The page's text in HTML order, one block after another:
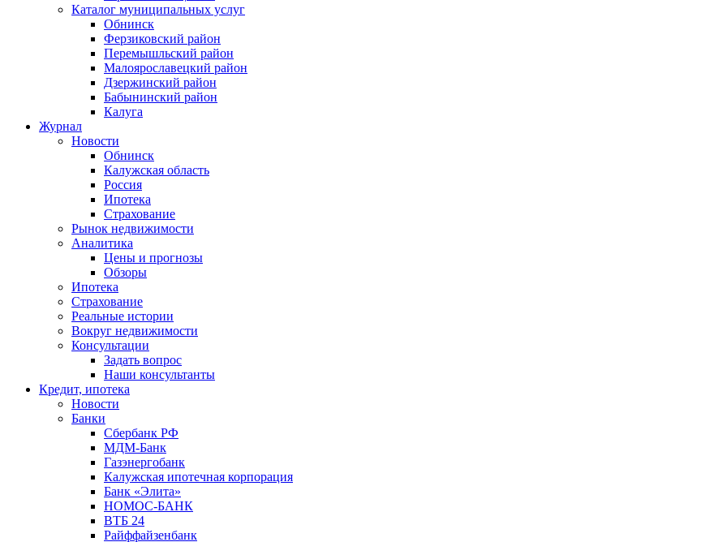
Каталог муниципальных услуг
Обнинск
Ферзиковский район
Перемышльский район
Малоярославецкий район
Дзержинский район
Бабынинский район
Калуга
Журнал
Новости
Обнинск
Калужская область
Россия
Ипотека
Страхование
Рынок недвижимости
Аналитика
Цены и прогнозы
Обзоры
Ипотека
Страхование
Реальные истории
Вокруг недвижимости
Консультации
Задать вопрос
Наши консультанты
Кредит, ипотека
Новости
Банки
Сбербанк РФ
МДМ-Банк
Газэнергобанк
Калужская ипотечная корпорация
Банк «Элита»
НОМОС-БАНК
ВТБ 24
Райффайзенбанк